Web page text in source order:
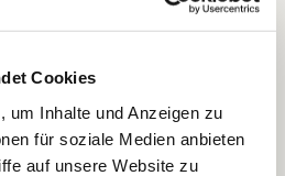
Cookies
um Inhalte und Anzeigen zu
für soziale Medien anbieten
auf unsere Website zu
stark, dass es nicht nur
behandelt.